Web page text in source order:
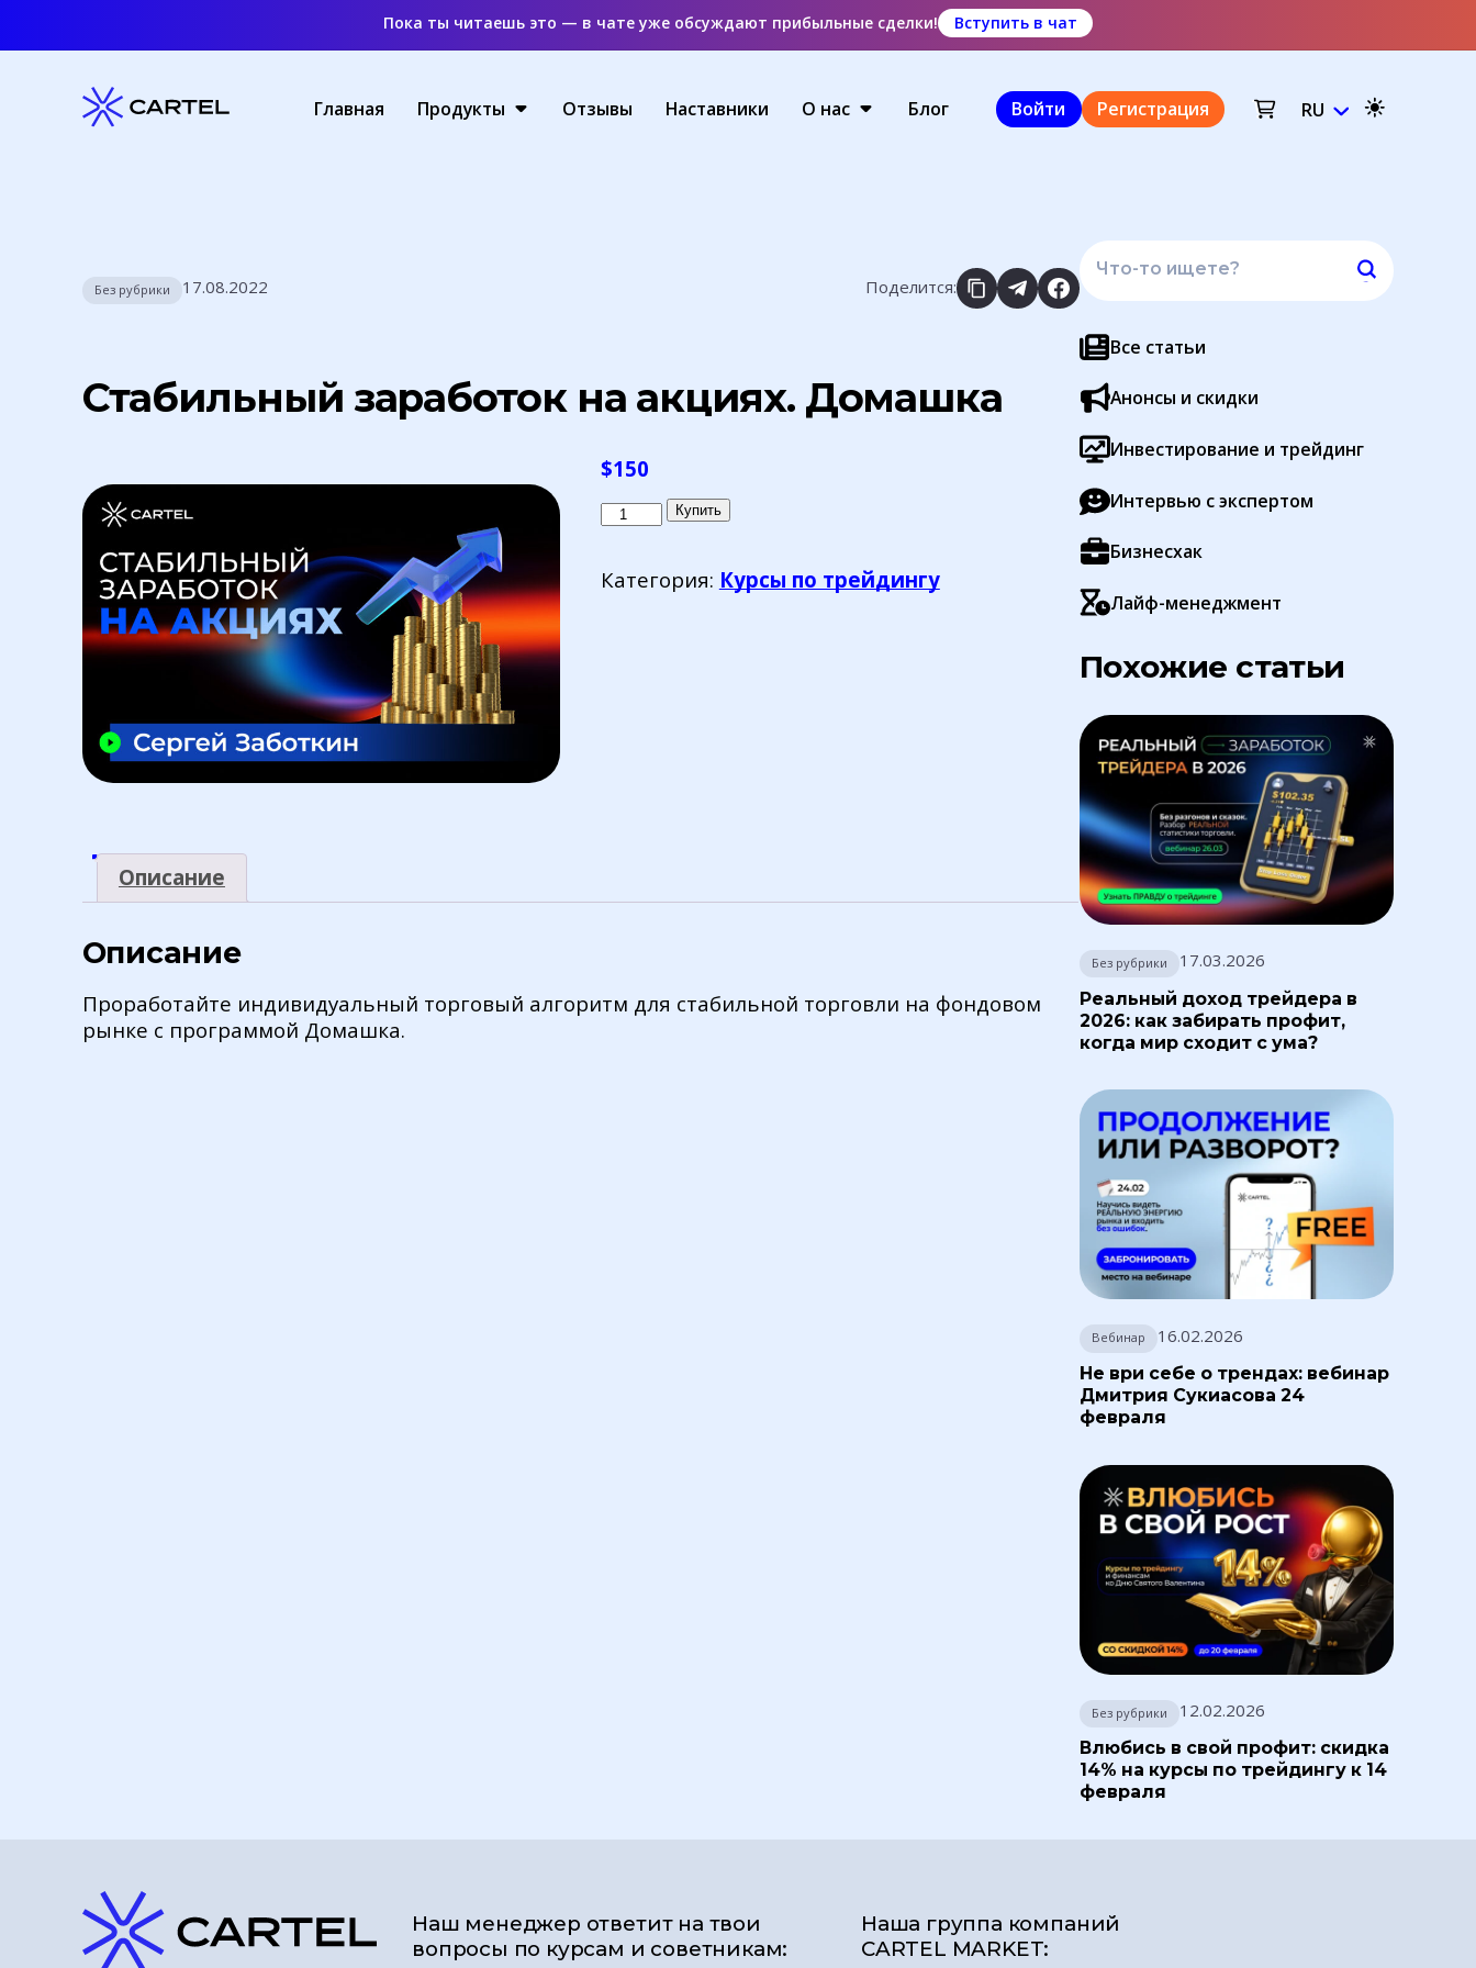
Пока ты читаешь это — в чате уже обсуждают прибыльные сделки! Вступить в чат
Главная Продукты Отзывы Наставники О нас Блог Войти Регистрация RU
Без рубрики 17.08.2022 Поделится:
Стабильный заработок на акциях. Домашка
$150
Количество
заработок
Купить
Категория: Курсы по трейдингу
Описание
Описание
Проработайте индивидуальный торговый алгоритм для стабильной торговли на фондовом
рынке с программой Домашка.
Все статьи
Анонсы и скидки
Инвестирование и трейдинг
Интервью с экспертом
Бизнесхак
Лайф-менеджмент
Похожие статьи
Без рубрики 17.03.2026
Реальный доход трейдера в
2026: как забирать профит,
когда мир сходит с ума?
Вебинар 16.02.2026
Не ври себе о трендах: вебинар
Дмитрия Сукиасова 24
февраля
Без рубрики 12.02.2026
Влюбись в свой профит: скидка
14% на курсы по трейдингу к 14
февраля
Наш менеджер ответит на твои
вопросы по курсам и советникам:
Наша группа компаний
CARTEL MARKET: